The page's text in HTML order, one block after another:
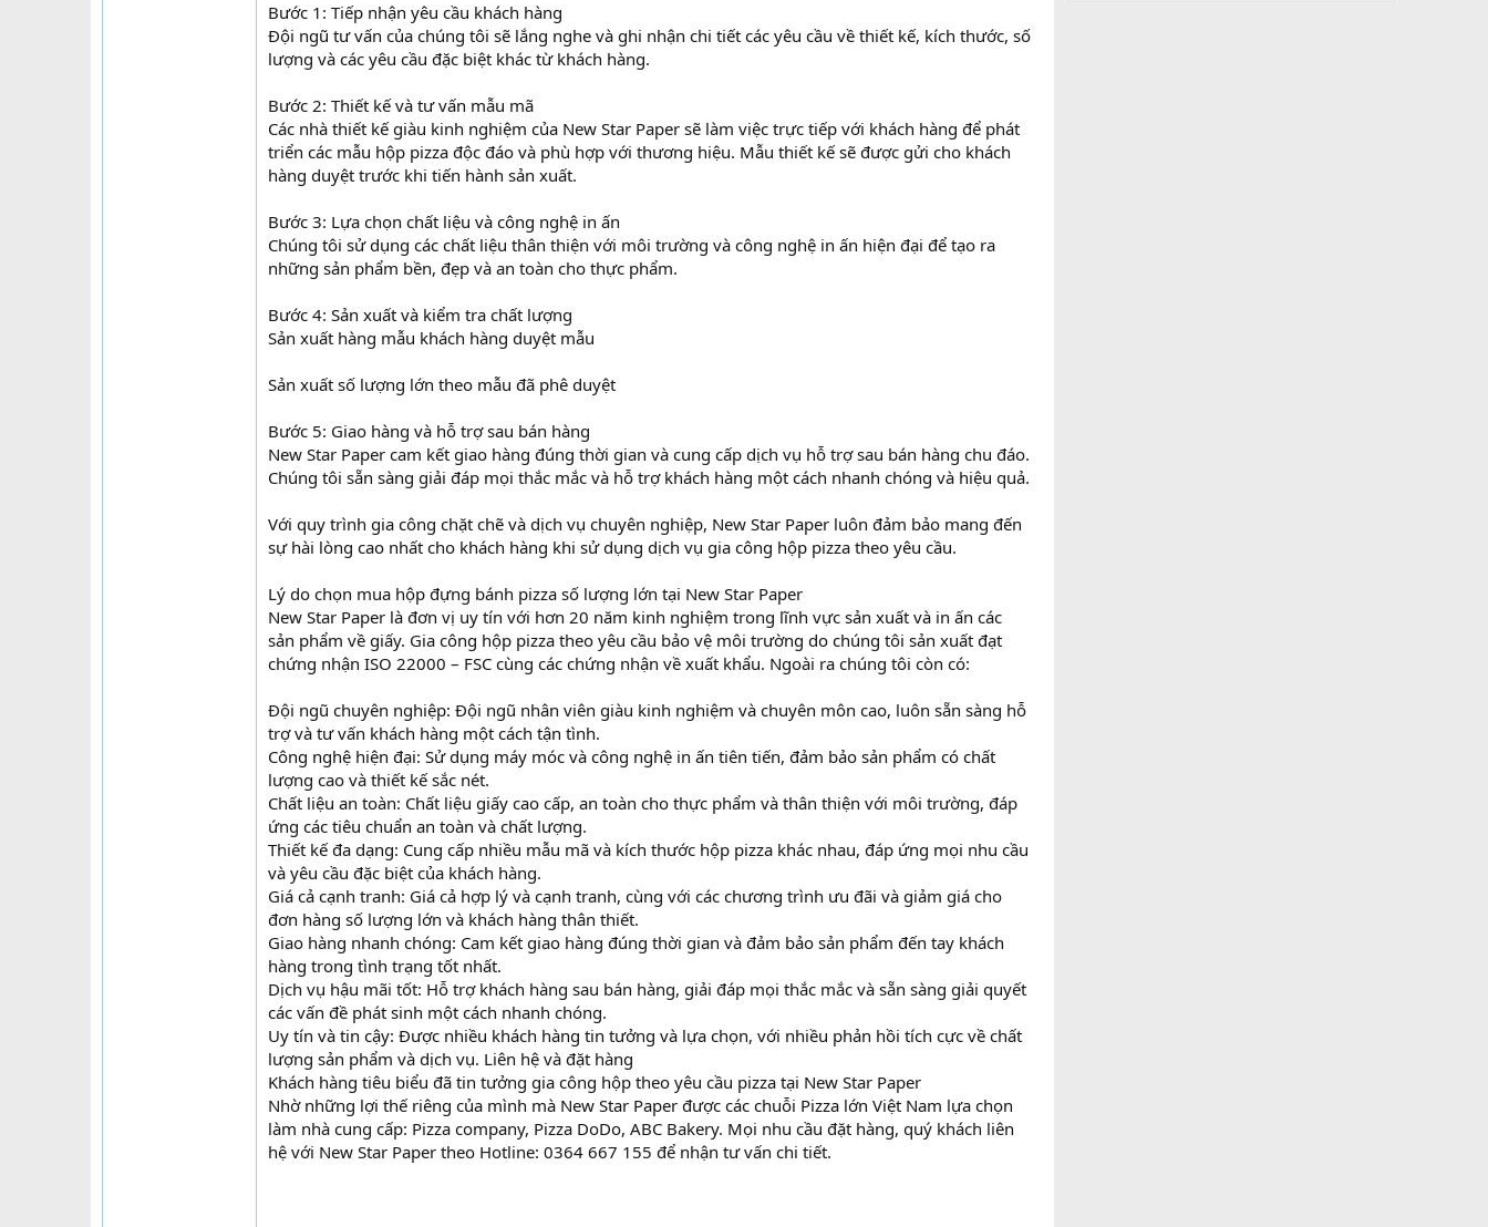
Bước 1: Tiếp nhận yêu cầu khách hàng
Đội ngũ tư vấn của chúng tôi sẽ lắng nghe và ghi nhận chi tiết các yêu cầu về thiết kế, kích thước, số
lượng và các yêu cầu đặc biệt khác từ khách hàng.
Bước 2: Thiết kế và tư vấn mẫu mã
Các nhà thiết kế giàu kinh nghiệm của New Star Paper sẽ làm việc trực tiếp với khách hàng để phát
triển các mẫu hộp pizza độc đáo và phù hợp với thương hiệu. Mẫu thiết kế sẽ được gửi cho khách
hàng duyệt trước khi tiến hành sản xuất.
Bước 3: Lựa chọn chất liệu và công nghệ in ấn
Chúng tôi sử dụng các chất liệu thân thiện với môi trường và công nghệ in ấn hiện đại để tạo ra
những sản phẩm bền, đẹp và an toàn cho thực phẩm.
Bước 4: Sản xuất và kiểm tra chất lượng
Sản xuất hàng mẫu khách hàng duyệt mẫu
Sản xuất số lượng lớn theo mẫu đã phê duyệt
Bước 5: Giao hàng và hỗ trợ sau bán hàng
New Star Paper cam kết giao hàng đúng thời gian và cung cấp dịch vụ hỗ trợ sau bán hàng chu đáo.
Chúng tôi sẵn sàng giải đáp mọi thắc mắc và hỗ trợ khách hàng một cách nhanh chóng và hiệu quả.
Với quy trình gia công chặt chẽ và dịch vụ chuyên nghiệp, New Star Paper luôn đảm bảo mang đến
sự hài lòng cao nhất cho khách hàng khi sử dụng dịch vụ gia công hộp pizza theo yêu cầu.
Lý do chọn mua hộp đựng bánh pizza số lượng lớn tại New Star Paper
New Star Paper là đơn vị uy tín với hơn 20 năm kinh nghiệm trong lĩnh vực sản xuất và in ấn các
sản phẩm về giấy. Gia công hộp pizza theo yêu cầu bảo vệ môi trường do chúng tôi sản xuất đạt
chứng nhận ISO 22000 – FSC cùng các chứng nhận về xuất khẩu. Ngoài ra chúng tôi còn có:
Đội ngũ chuyên nghiệp: Đội ngũ nhân viên giàu kinh nghiệm và chuyên môn cao, luôn sẵn sàng hỗ
trợ và tư vấn khách hàng một cách tận tình.
Công nghệ hiện đại: Sử dụng máy móc và công nghệ in ấn tiên tiến, đảm bảo sản phẩm có chất
lượng cao và thiết kế sắc nét.
Chất liệu an toàn: Chất liệu giấy cao cấp, an toàn cho thực phẩm và thân thiện với môi trường, đáp
ứng các tiêu chuẩn an toàn và chất lượng.
Thiết kế đa dạng: Cung cấp nhiều mẫu mã và kích thước hộp pizza khác nhau, đáp ứng mọi nhu cầu
và yêu cầu đặc biệt của khách hàng.
Giá cả cạnh tranh: Giá cả hợp lý và cạnh tranh, cùng với các chương trình ưu đãi và giảm giá cho
đơn hàng số lượng lớn và khách hàng thân thiết.
Giao hàng nhanh chóng: Cam kết giao hàng đúng thời gian và đảm bảo sản phẩm đến tay khách
hàng trong tình trạng tốt nhất.
Dịch vụ hậu mãi tốt: Hỗ trợ khách hàng sau bán hàng, giải đáp mọi thắc mắc và sẵn sàng giải quyết
các vấn đề phát sinh một cách nhanh chóng.
Uy tín và tin cậy: Được nhiều khách hàng tin tưởng và lựa chọn, với nhiều phản hồi tích cực về chất
lượng sản phẩm và dịch vụ. Liên hệ và đặt hàng
Khách hàng tiêu biểu đã tin tưởng gia công hộp theo yêu cầu pizza tại New Star Paper
Nhờ những lợi thế riêng của mình mà New Star Paper được các chuỗi Pizza lớn Việt Nam lựa chọn
làm nhà cung cấp: Pizza company, Pizza DoDo, ABC Bakery. Mọi nhu cầu đặt hàng, quý khách liên
hệ với New Star Paper theo Hotline: 0364 667 155 để nhận tư vấn chi tiết.